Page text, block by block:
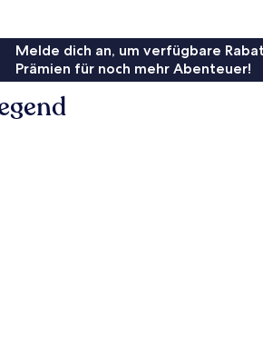
Melde dich an, um verfügbare
Prämien für noch mehr Abenteuer!